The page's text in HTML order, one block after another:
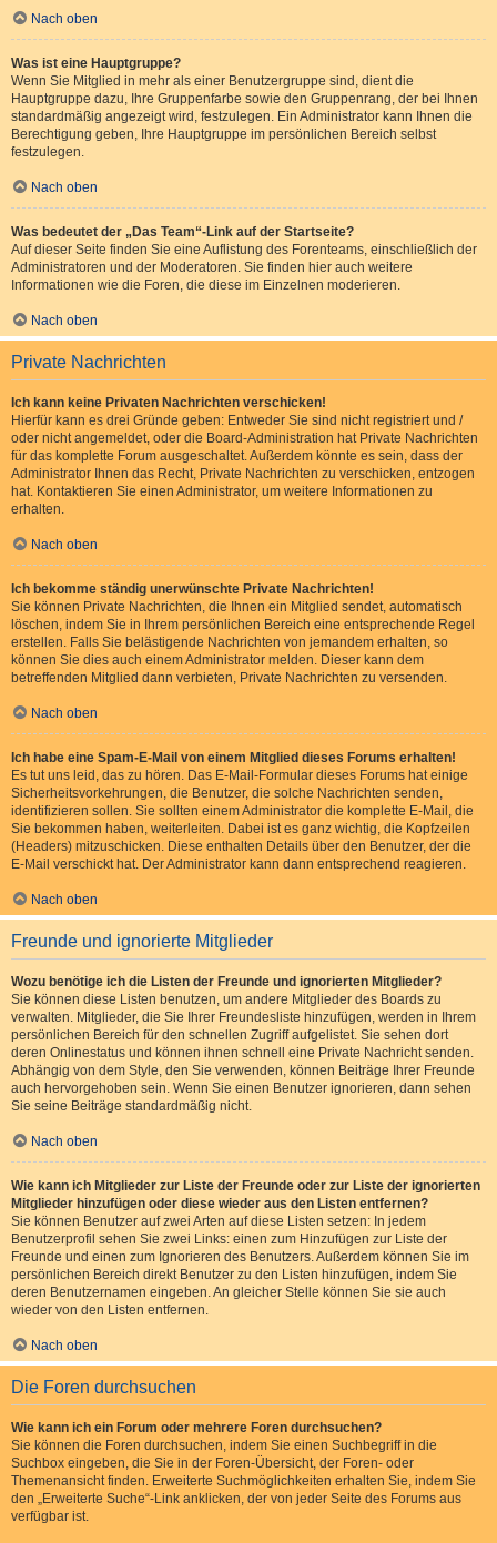
Nach oben
Was ist eine Hauptgruppe?
Wenn Sie Mitglied in mehr als einer Benutzergruppe sind, dient die
Hauptgruppe dazu, Ihre Gruppenfarbe sowie den Gruppenrang, der bei Ihnen
standardmäßig angezeigt wird, festzulegen. Ein Administrator kann Ihnen die
Berechtigung geben, Ihre Hauptgruppe im persönlichen Bereich selbst
festzulegen.
Nach oben
Was bedeutet der „Das Team“-Link auf der Startseite?
Auf dieser Seite finden Sie eine Auflistung des Forenteams, einschließlich der
Administratoren und der Moderatoren. Sie finden hier auch weitere
Informationen wie die Foren, die diese im Einzelnen moderieren.
Nach oben
Private Nachrichten
Ich kann keine Privaten Nachrichten verschicken!
Hierfür kann es drei Gründe geben: Entweder Sie sind nicht registriert und /
oder nicht angemeldet, oder die Board-Administration hat Private Nachrichten
für das komplette Forum ausgeschaltet. Außerdem könnte es sein, dass der
Administrator Ihnen das Recht, Private Nachrichten zu verschicken, entzogen
hat. Kontaktieren Sie einen Administrator, um weitere Informationen zu
erhalten.
Nach oben
Ich bekomme ständig unerwünschte Private Nachrichten!
Sie können Private Nachrichten, die Ihnen ein Mitglied sendet, automatisch
löschen, indem Sie in Ihrem persönlichen Bereich eine entsprechende Regel
erstellen. Falls Sie belästigende Nachrichten von jemandem erhalten, so
können Sie dies auch einem Administrator melden. Dieser kann dem
betreffenden Mitglied dann verbieten, Private Nachrichten zu versenden.
Nach oben
Ich habe eine Spam-E-Mail von einem Mitglied dieses Forums erhalten!
Es tut uns leid, das zu hören. Das E-Mail-Formular dieses Forums hat einige
Sicherheitsvorkehrungen, die Benutzer, die solche Nachrichten senden,
identifizieren sollen. Sie sollten einem Administrator die komplette E-Mail, die
Sie bekommen haben, weiterleiten. Dabei ist es ganz wichtig, die Kopfzeilen
(Headers) mitzuschicken. Diese enthalten Details über den Benutzer, der die
E-Mail verschickt hat. Der Administrator kann dann entsprechend reagieren.
Nach oben
Freunde und ignorierte Mitglieder
Wozu benötige ich die Listen der Freunde und ignorierten Mitglieder?
Sie können diese Listen benutzen, um andere Mitglieder des Boards zu
verwalten. Mitglieder, die Sie Ihrer Freundesliste hinzufügen, werden in Ihrem
persönlichen Bereich für den schnellen Zugriff aufgelistet. Sie sehen dort
deren Onlinestatus und können ihnen schnell eine Private Nachricht senden.
Abhängig von dem Style, den Sie verwenden, können Beiträge Ihrer Freunde
auch hervorgehoben sein. Wenn Sie einen Benutzer ignorieren, dann sehen
Sie seine Beiträge standardmäßig nicht.
Nach oben
Wie kann ich Mitglieder zur Liste der Freunde oder zur Liste der ignorierten
Mitglieder hinzufügen oder diese wieder aus den Listen entfernen?
Sie können Benutzer auf zwei Arten auf diese Listen setzen: In jedem
Benutzerprofil sehen Sie zwei Links: einen zum Hinzufügen zur Liste der
Freunde und einen zum Ignorieren des Benutzers. Außerdem können Sie im
persönlichen Bereich direkt Benutzer zu den Listen hinzufügen, indem Sie
deren Benutzernamen eingeben. An gleicher Stelle können Sie sie auch
wieder von den Listen entfernen.
Nach oben
Die Foren durchsuchen
Wie kann ich ein Forum oder mehrere Foren durchsuchen?
Sie können die Foren durchsuchen, indem Sie einen Suchbegriff in die
Suchbox eingeben, die Sie in der Foren-Übersicht, der Foren- oder
Themenansicht finden. Erweiterte Suchmöglichkeiten erhalten Sie, indem Sie
den „Erweiterte Suche“-Link anklicken, der von jeder Seite des Forums aus
verfügbar ist.